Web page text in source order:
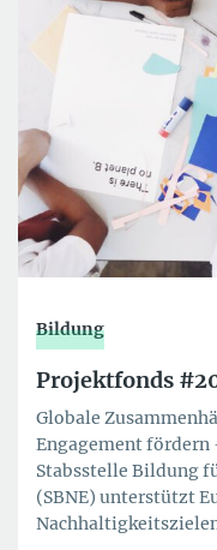
Bildung
Projektfonds
Globale
Engagement fördern
Stabsstelle Bildung
(SBNE) unterstützt